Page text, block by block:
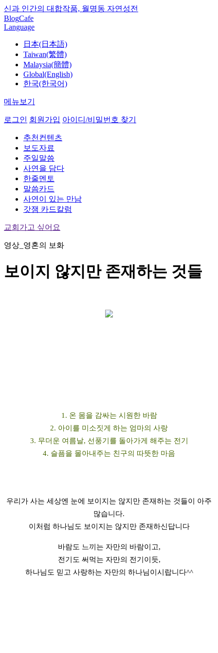
신과 인간의 대합작품, 월명동 자연성전
BlogCafe
Language
日本(日本語)
Taiwan(繁體)
Malaysia(簡體)
Global(English)
한국(한국어)
메뉴보기
로그인 회원가입 아이디/비밀번호 찾기
추천컨텐츠
보도자료
주일말씀
사연을 담다
한줄멘토
말씀카드
사연이 있는 만남
갓잼 카드칼럼
교회가고 싶어요
영상_영혼의 보화
보이지 않지만 존재하는 것들
1. 온 몸을 감싸는 시원한 바람
2. 아이를 미소짓게 하는 엄마의 사랑
3. 무더운 여름날, 선풍기를 돌아가게 해주는 전기
4. 슬픔을 몰아내주는 친구의 따뜻한 마음
우리가 사는 세상엔 눈에 보이지는 않지만 존재하는 것들이 아주
많습니다.
이처럼 하나님도 보이지는 않지만 존재하신답니다
바람도 느끼는 자만의 바람이고,
전기도 써먹는 자만의 전기이듯,
하나님도 믿고 사랑하는 자만의 하나님이시랍니다^^